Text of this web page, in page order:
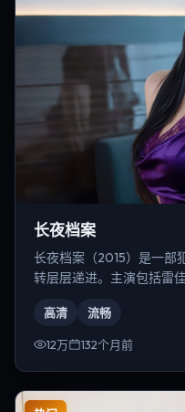
长夜档案
长夜档案（2015）是一部
转层层递进。主演包括雷
高清 流畅
12万 132个月前